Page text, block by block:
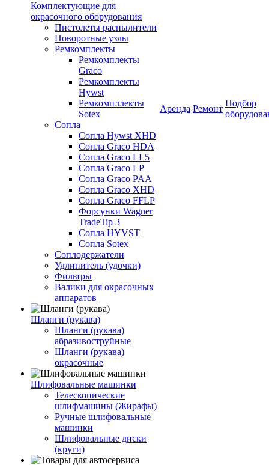
Комплектующие для
окрасочного оборудования
Пистолеты распылители
Поворотные узлы
Ремкомплекты
Ремкомплекты
Graco
Ремкомплекты
Hywst
Ремкомпллекты
Sotex
Сопла
Сопла Hywst XHD
Сопла Graco HDA
Сопла Graco LL5
Сопла Graco LP
Сопла Graco PAA
Сопла Graco XHD
Сопла Graco FFLP
Форсунки Wagner
TradeTip 3
Сопла HYVST
Сопла Sotex
Соплодержатели
Удлинитель (удочки)
Фильтры
Валики для окрасочных
аппаратов
Шланги (рукава)
Шланги (рукава)
абразивоструйные
Шланги (рукава)
окрасочные
Шлифовальные машинки
Телескопические
шлифмашины (Жирафы)
Ручные шлифовальные
машинки
Шлифовальные диски
(круги)
Аренда Ремонт
Подбор